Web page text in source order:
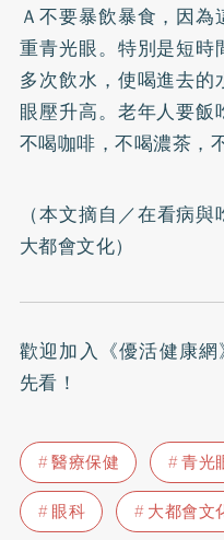
Ａ不要暴飲暴食，因
重青光眼。特別是短
多次飲水，使喝進去
眼壓升高。老年人要飯
不喝咖啡，不喝濃茶，
（本文摘自／在看病與
大都會文化）
歡迎加入 《優活健康
先看！
醫療保健 青光
眼科
大都會文